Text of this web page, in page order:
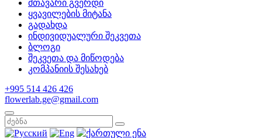
მთავარი გვერდი
ყვავილების მიტანა
გადახდა
ინდივიდუალური შეკვეთა
ბლოგი
შეკვეთა და მიწოდება
კომპანიის შესახებ
+995 514 426 426
flowerlab.ge@gmail.com